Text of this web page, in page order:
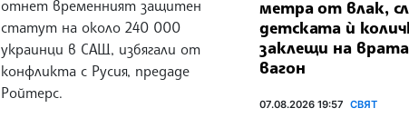
отнет временният защитен
статут на около 240 000
украинци в САЩ, избягали от
конфликта с Русия, предаде
Ройтерс.
метра от влак,
детската ѝ
заклещи на
вагон
07.08.2026 19:57 СВЯТ